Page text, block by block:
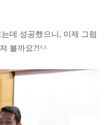
데 성공했으니, 이제 그럼
볼까요?!^^